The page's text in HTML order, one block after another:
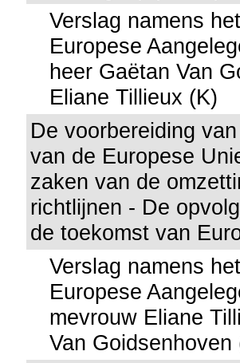
Verslag namens
Europese
heer Gaëtan Van
Eliane Tillieux (K)
De voorbereiding
van de Europese
zaken van de
richtlijnen - De
de toekomst van
Verslag namens
Europese
mevrouw Eliane
Van Goidsenhoven